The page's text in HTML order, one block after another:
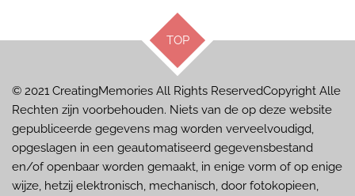
TOP
© 2021 CreatingMemories All Rights ReservedCopyright Alle
Rechten zijn voorbehouden. Niets van de op deze website
gepubliceerde gegevens mag worden verveelvoudigd,
opgeslagen in een geautomatiseerd gegevensbestand
en/of openbaar worden gemaakt, in enige vorm of op enige
wijze, hetzij elektronisch, mechanisch, door fotokopieen,